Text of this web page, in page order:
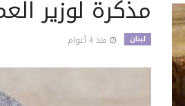
مذكرة لوزير
لبنان منذ 4 أعوام